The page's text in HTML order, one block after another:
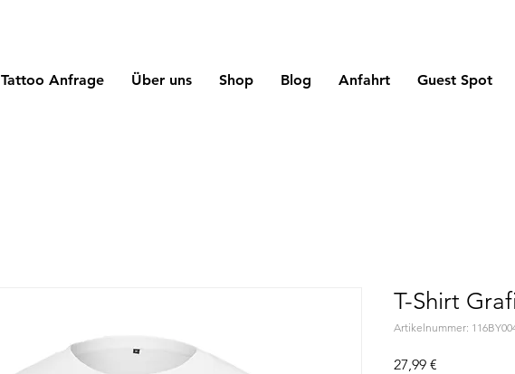
Tattoo Anfrage Über uns Shop Blog Anfahrt Guest Spot
T-Shirt
Artikelnummer:
27,99 €